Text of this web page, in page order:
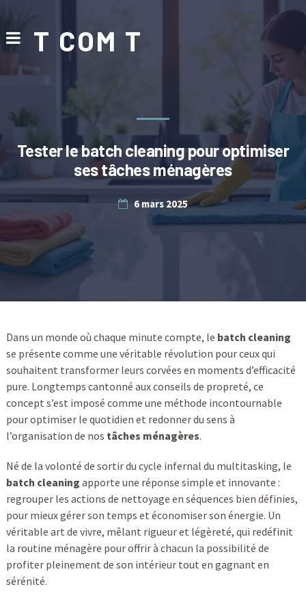
T COM T
Tester le batch cleaning pour optimiser
ses tâches ménagères
6 mars 2025
Dans un monde où chaque minute compte, le batch cleaning
se présente comme une véritable révolution pour ceux qui
souhaitent transformer leurs corvées en moments d’efficacité
pure. Longtemps cantonné aux conseils de propreté, ce
concept s’est imposé comme une méthode incontournable
pour optimiser le quotidien et redonner du sens à
l’organisation de nos tâches ménagères.
Né de la volonté de sortir du cycle infernal du multitasking, le
batch cleaning apporte une réponse simple et innovante :
regrouper les actions de nettoyage en séquences bien définies,
pour mieux gérer son temps et économiser son énergie. Un
véritable art de vivre, mêlant rigueur et légèreté, qui redéfinit
la routine ménagère pour offrir à chacun la possibilité de
profiter pleinement de son intérieur tout en gagnant en
sérénité.